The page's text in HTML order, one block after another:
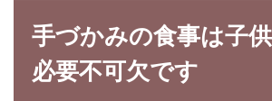
手づかみの食事は子
必要不可欠です